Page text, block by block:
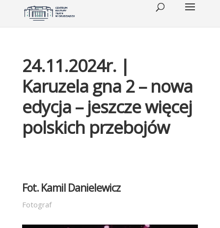
24.11.2024r. |
Karuzela gna 2 – nowa
edycja – jeszcze więcej
polskich przebojów
Fot. Kamil Danielewicz
Fotograf